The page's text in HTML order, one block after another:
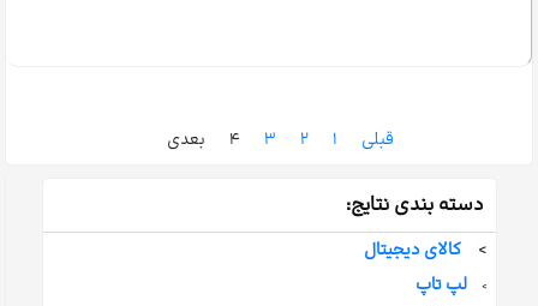
قبلی ۱ ۲ ۳ ۴ بعدی
دسته بندی نتایج:
>
کالای دیجیتال
>
لپ تاپ